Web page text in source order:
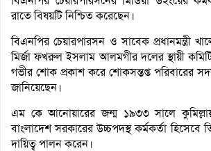
রাতে বিষয়টি নিশ্চিত করেছেন।
বিএনপির চেয়ারপারসন ও সাবেক প্রধানমন্ত্রী
মির্জা ফখরুল ইসলাম আলমগীর দলের স্থায়ী
গভীর শোক প্রকাশ করে শোকসন্তপ্ত পরিবারের
জানিয়েছেন।
এম কে আনোয়ারের জন্ম ১৯৩৩ সালে
বাংলাদেশ সরকারের উচ্চপদস্থ কর্মকর্তা
দায়িত্ব পালন করেন।